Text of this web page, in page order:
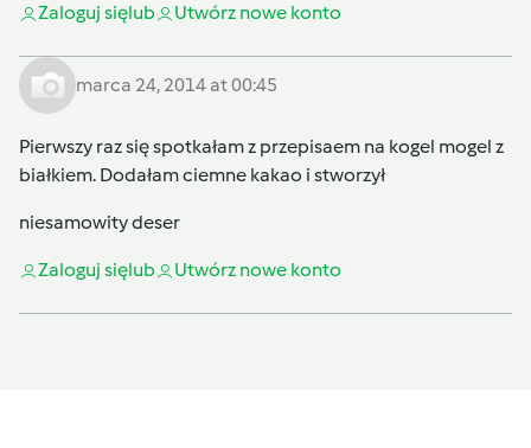
Zaloguj sięlub Utwórz nowe konto
marca 24, 2014 at 00:45
Pierwszy raz się spotkałam z przepisaem na kogel mogel z
białkiem. Dodałam ciemne kakao i stworzył
niesamowity deser
Zaloguj sięlub Utwórz nowe konto